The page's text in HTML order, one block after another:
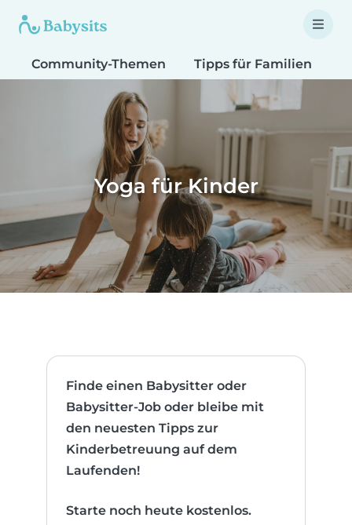
Community-Themen Tipps für Familien
Yoga für Kinder
Finde einen Babysitter oder
Babysitter-Job oder bleibe mit
den neuesten Tipps zur
Kinderbetreuung auf dem
Laufenden!
Starte noch heute kostenlos.